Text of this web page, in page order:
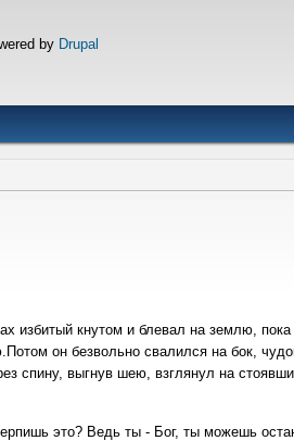
by Drupal
избитый кнутом и блевал на землю,
он безвольно свалился на бок,
спину, выгнув шею, взглянул на
это? Ведь ты - Бог, ты можешь